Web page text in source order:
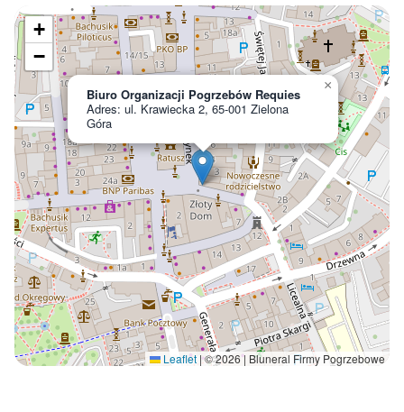
Biuro Organizacji Pogrzebów Requies
Adres: ul. Krawiecka 2, 65-001 Zielona
Góra
×
+
−
Leaflet |© 2026 | Bluneral Firmy Pogrzebowe